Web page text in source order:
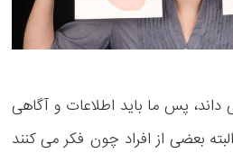
پس ما باید اطلاعات و آگاهی
بعضی از افراد چون فکر می کنند